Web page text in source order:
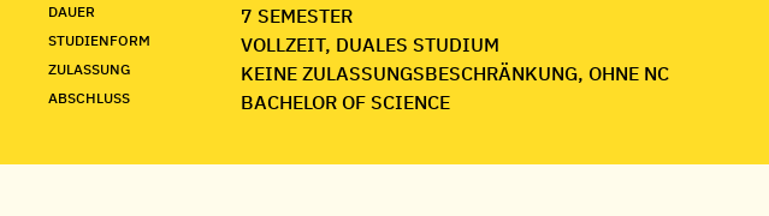
DAUER 7 SEMESTER
STUDIENFORM VOLLZEIT, DUALES STUDIUM
ZULASSUNG KEINE ZULASSUNGSBESCHRÄNKUNG, OHNE NC
ABSCHLUSS BACHELOR OF SCIENCE